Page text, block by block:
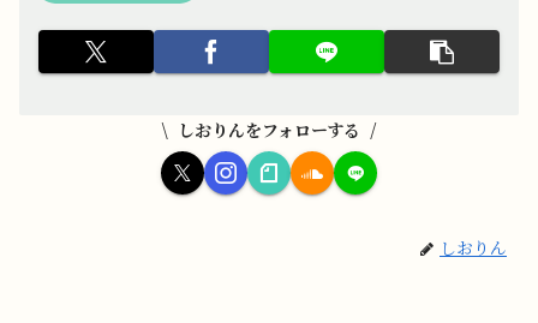
しおりんをフォローする
しおりん